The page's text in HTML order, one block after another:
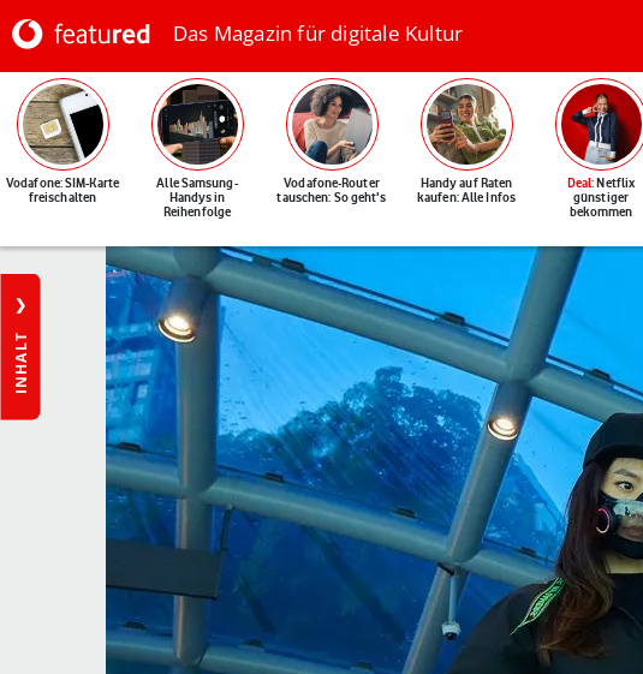
Das Magazin für digitale Kultur
Vodafone: SIM-Karte
freischalten
Alle Samsung-
Handys in
Reihenfolge
Vodafone-Router
tauschen: So geht's
Handy auf Raten
kaufen: Alle Infos
Deal: Netflix
günstiger
bekommen
INHALT